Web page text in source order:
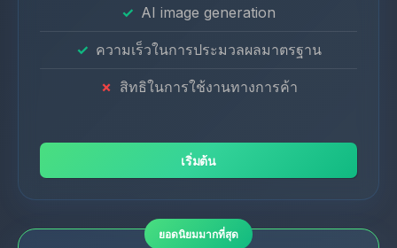
AI image generation
ความเร็วในการประมวลผลมาตรฐาน
สิทธิในการใช้งานทางการค้า
เริ่มต้น
ยอดนิยมมากที่สุด